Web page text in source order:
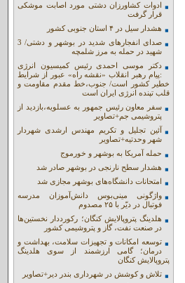
ادوات کشاورزان دشتی مورد اصابت موشکی
قرار گرفت
هشدار سیل در ۴ استان جنوبی کشور
صدای انفجارهای شدید در بوشهر و دشتی/ 3
شهید در حمله به مرز شلمچه
دکتر موسی احمدی رئیس کمیسیون انرژی
:پیام رهبر انقلاب «نقشه راه» عبور از شرایط
خطیر کشور است/ جنوب،خط مقدم مقاومت و
قلب تپنده انرژی ایران است
سفر معاون رئیس جمهور به عسلویه،بازدید از
پتروشیمی جم+تصاویر
آئین تجلیل و تکریم مهندس ارشدی شهردار
شهر وحدتیه+تصاویر
حمله آمریکا به بوشهر و خورموج
هشدار سطح نارنجی در بوشهر صادر شد
امتحانات دانشگاه‌های بوشهر مجازی شد
واژگونی مینی‌بوس دانش‌آموزان مدرسه
فوتبال در دیّر با ۲۵ مصدوم
هلدینگ پتروپالایش کنگان؛ رکورددار نخستین‌ها
در صنعت نفت، گاز و پتروشیمی کشور
توسعه امکانات و تجهیزات سلامت، بهداشت و
درمان؛ گامی ارزشمند از سوی هلدینگ
پتروپالایش کنگان
تلاش و کوشش در شهرداری بندر دیر+تصاویر